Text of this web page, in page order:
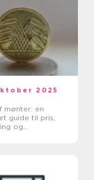
2025
mønter: en
guide til pris,
og